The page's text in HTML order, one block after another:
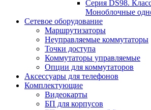
Серия DS98.
Моноблочные
Сетевое оборудование
Маршрутизаторы
Неуправляемые коммутаторы
Точки доступа
Коммутаторы управляемые
Опции для коммутаторов
Аксессуары для телефонов
Комплектующие
Видеокарты
БП для корпусов